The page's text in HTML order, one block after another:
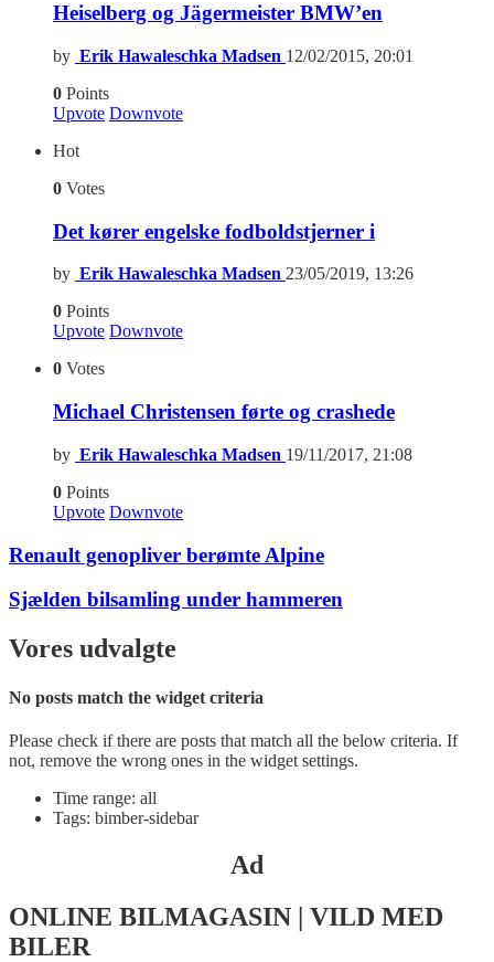
Heiselberg og Jägermeister BMW’en
by Erik Hawaleschka Madsen 12/02/2015, 20:01
0 Points
Upvote Downvote
Hot
0 Votes
Det kører engelske fodboldstjerner i
by Erik Hawaleschka Madsen 23/05/2019, 13:26
0 Points
Upvote Downvote
0 Votes
Michael Christensen førte og crashede
by Erik Hawaleschka Madsen 19/11/2017, 21:08
0 Points
Upvote Downvote
Renault genopliver berømte Alpine
Sjælden bilsamling under hammeren
Vores udvalgte
No posts match the widget criteria
Please check if there are posts that match all the below criteria. If
not, remove the wrong ones in the widget settings.
Time range: all
Tags: bimber-sidebar
Ad
ONLINE BILMAGASIN | VILD MED
BILER